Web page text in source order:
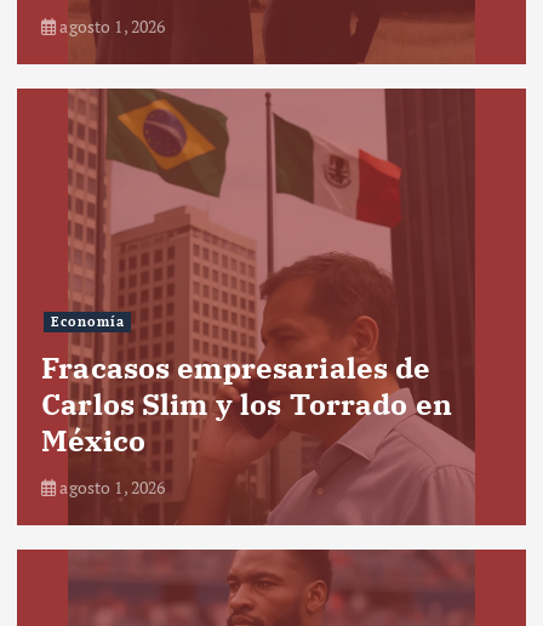
agosto 1, 2026
Economía
Fracasos empresariales de
Carlos Slim y los Torrado en
México
agosto 1, 2026